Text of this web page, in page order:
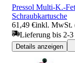
Pressol Multi-K.-
Schraubkartusche
61,49 €inkl. MwSt.
Lieferung bis 2-3
Details anzeigen